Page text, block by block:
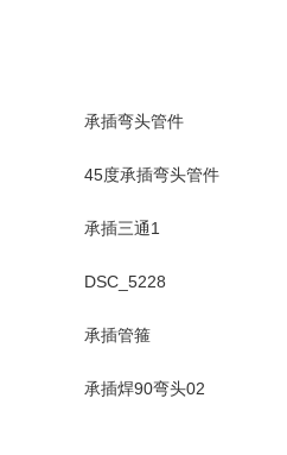
承插弯头管件
45度承插弯头管件
承插三通1
DSC_5228
承插管箍
承插焊90弯头02